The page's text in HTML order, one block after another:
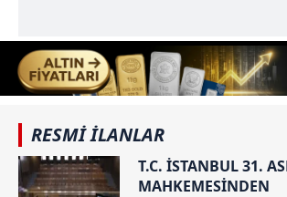
RESMİ İLANLAR
T.C. İSTANBUL 31.
MAHKEMESİNDEN